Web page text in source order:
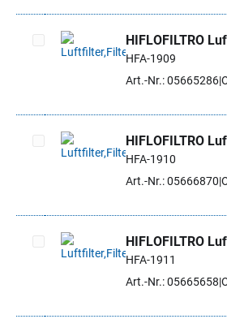
Artikel auswählen
HIFLOFILTRO
HFA-1909
Art.-Nr.: 05665286
Artikel auswählen
HIFLOFILTRO
HFA-1910
Art.-Nr.: 05666870
Artikel auswählen
HIFLOFILTRO
HFA-1911
Art.-Nr.: 05665658